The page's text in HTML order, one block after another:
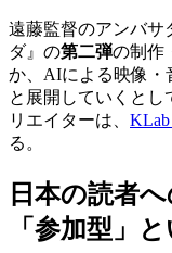
遠藤監督のアンバサ
ダ』の第二弾の制作
か、AIによる映像・
と展開していくとし
リエイターは、
る。
日本の読者
「参加型」